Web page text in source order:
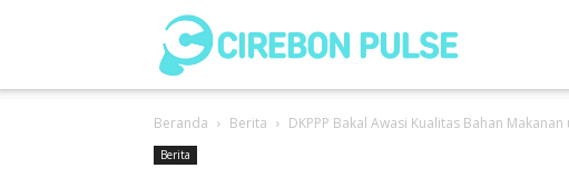
Pulse
Beranda Berita DKPPP Bakal Awasi Kualitas Bahan
Berita